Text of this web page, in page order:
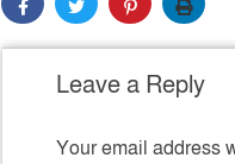
Leave a Reply
Your email address